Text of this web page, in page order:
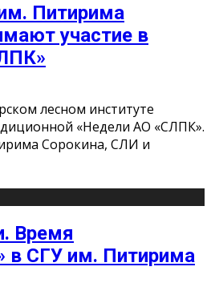
Питирима
участие в
лесном институте
«Недели АО «СЛПК».
Сорокина, СЛИ и
Время
в СГУ им. Питирима